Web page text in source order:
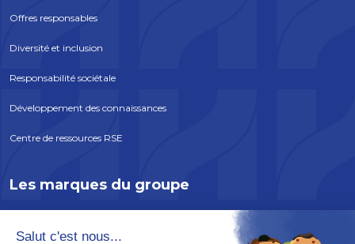
Offres responsables
Diversité et inclusion
Responsabilité sociétale
Développement des connaissances
Centre de ressources RSE
Les marques du groupe